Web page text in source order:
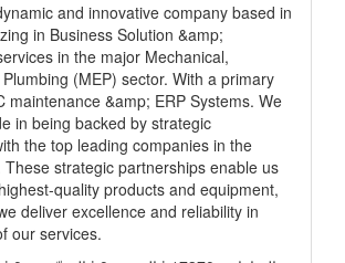
and innovative company based in
in Business Solution &amp;
in the major Mechanical,
(MEP) sector. With a primary
maintenance &amp; ERP Systems. We
in being backed by strategic
the top leading companies in the
strategic partnerships enable us
quality products and equipment,
deliver excellence and reliability in
our services.